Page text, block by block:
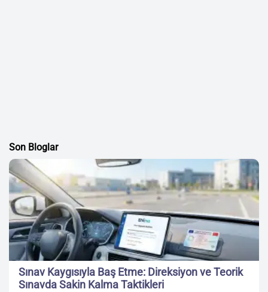
Son Bloglar
Sınav Kaygısıyla Baş Etme: Direksiyon ve Teorik
Sınavda Sakin Kalma Taktikleri